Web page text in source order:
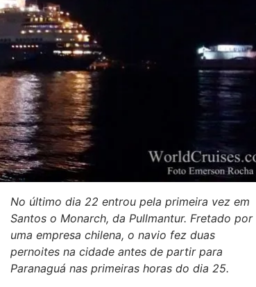
No último dia 22 entrou pela primeira vez em
Santos o Monarch, da Pullmantur. Fretado por
uma empresa chilena, o navio fez duas
pernoites na cidade antes de partir para
Paranaguá nas primeiras horas do dia 25.